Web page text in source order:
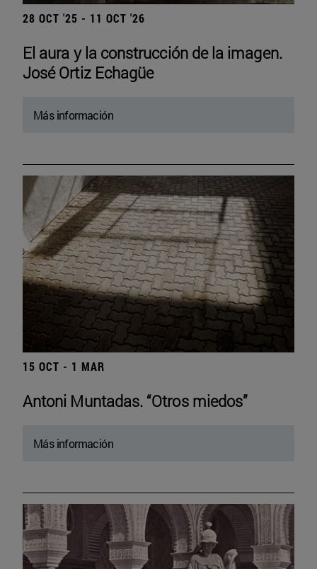
28 OCT '25 - 11 OCT '26
El aura y la construcción de la imagen.
José Ortiz Echagüe
Más información
15 OCT - 1 MAR
Antoni Muntadas. “Otros miedos”
Más información